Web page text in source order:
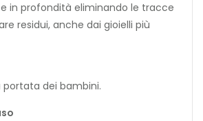
in profondità eliminando le tracce
residui, anche dai gioielli più
portata dei bambini.